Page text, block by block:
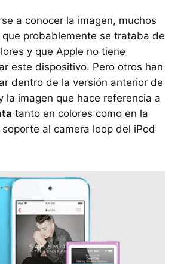
a conocer la imagen, muchos
probablemente se trataba de
y que Apple no tiene
este dispositivo. Pero otros han
dentro de la versión anterior de
la imagen que hace referencia a
tanto en colores como en la
al camera loop del iPod